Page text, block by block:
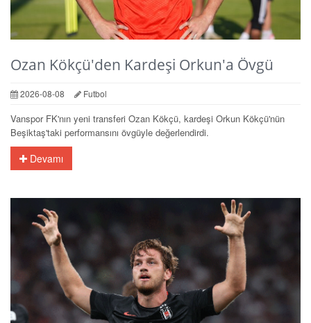
Ozan Kökçü'den Kardeşi Orkun'a Övgü
2026-08-08 Futbol
Vanspor FK'nın yeni transferi Ozan Kökçü, kardeşi Orkun Kökçü'nün
Beşiktaş'taki performansını övgüyle değerlendirdi.
Devamı